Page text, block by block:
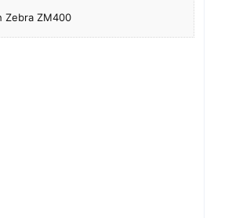
Zebra ZM400